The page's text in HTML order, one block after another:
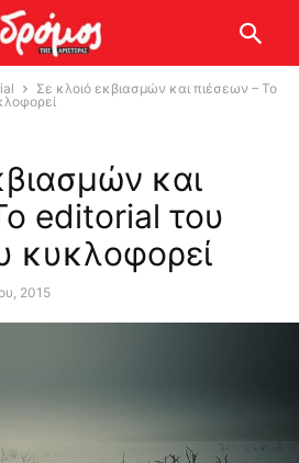
Σε κλοιό εκβιασμών και πιέσεων – Το
και
editorial του
κυκλοφορεί
2015